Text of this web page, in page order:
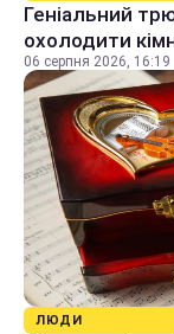
Геніальний
охолодити
06 серпня 2026, 16:19
ЛЮДИ